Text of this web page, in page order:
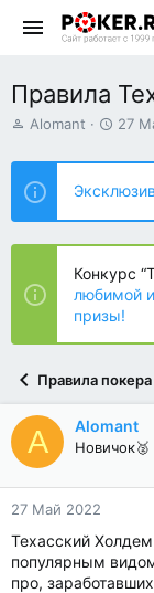
Правила
А
т
о
р
т
е
ы
Alomant
Д
т
н
а
ч
л
а
27
Конкурс
любимой
призы!
Правила покера
A Alomant
Новичок🥈
27 Май 2022
Техасский
популярным
про,